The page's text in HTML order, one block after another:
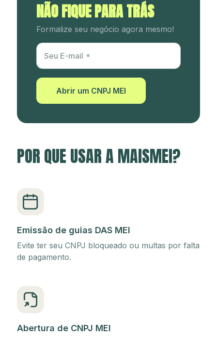
NÃO FIQUE PARA TRÁS
Formalize seu negócio agora mesmo!
Utm Content
Seu E-mail
Abrir um CNPJ MEI
POR QUE USAR A MAISMEI?
Emissão de guias DAS MEI
Evite ter seu CNPJ bloqueado ou multas por falta
de pagamento.
Abertura de CNPJ MEI